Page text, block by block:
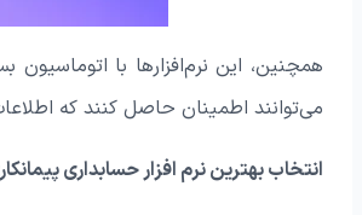
همچنین، این نرم‌افزارها با
می‌توانند اطمینان حاصل کنند که
انتخاب بهترین نرم افزار حسابداری